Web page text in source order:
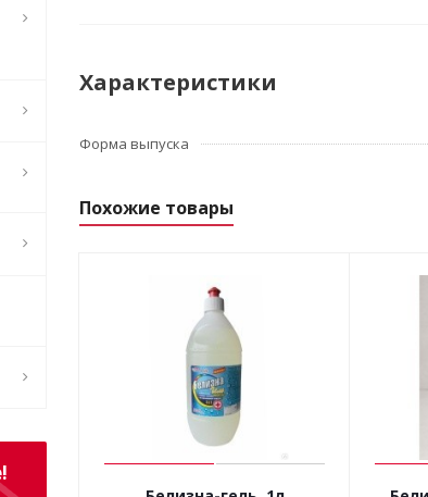
Характеристики
Форма выпуска
Похожие товары